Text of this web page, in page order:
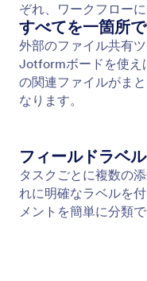
ぞれ、ワークフロー
すべてを一箇所
外部のファイル共有
Jotformボードを使え
の関連ファイルがま
なります。
フィールドラベ
タスクごとに複数の
れに明確なラベルを
メントを簡単に分類で